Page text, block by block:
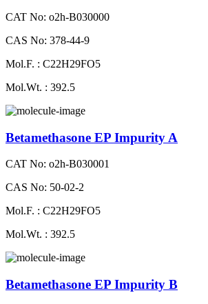
CAT No: o2h-B030000
CAS No: 378-44-9
Mol.F. : C22H29FO5
Mol.Wt. : 392.5
Betamethasone EP Impurity A
CAT No: o2h-B030001
CAS No: 50-02-2
Mol.F. : C22H29FO5
Mol.Wt. : 392.5
Betamethasone EP Impurity B